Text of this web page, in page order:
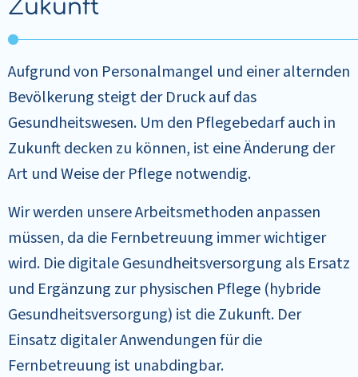
Zukunft
Aufgrund von Personalmangel und einer alternden
Bevölkerung steigt der Druck auf das
Gesundheitswesen. Um den Pflegebedarf auch in
Zukunft decken zu können, ist eine Änderung der
Art und Weise der Pflege notwendig.
Wir werden unsere Arbeitsmethoden anpassen
müssen, da die Fernbetreuung immer wichtiger
wird. Die digitale Gesundheitsversorgung als Ersatz
und Ergänzung zur physischen Pflege (hybride
Gesundheitsversorgung) ist die Zukunft. Der
Einsatz digitaler Anwendungen für die
Fernbetreuung ist unabdingbar.